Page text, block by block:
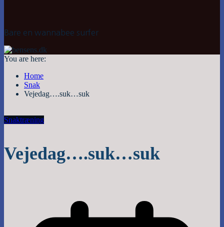
Bare en wannabee surfer
You are here:
Home
Snak
Vejedag….suk…suk
Snaktræning
Vejedag….suk…suk